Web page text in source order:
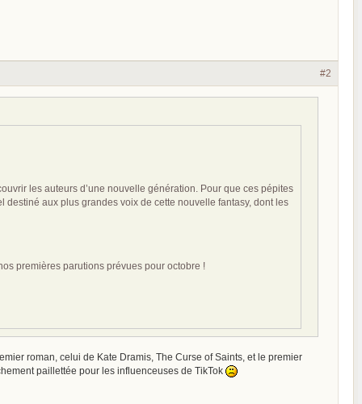
#2
les auteurs d’une nouvelle génération. Pour que ces pépites
aux plus grandes voix de cette nouvelle fantasy, dont les
premières parutions prévues pour octobre !
roman, celui de Kate Dramis, The Curse of Saints, et le premier
paillettée pour les influenceuses de TikTok